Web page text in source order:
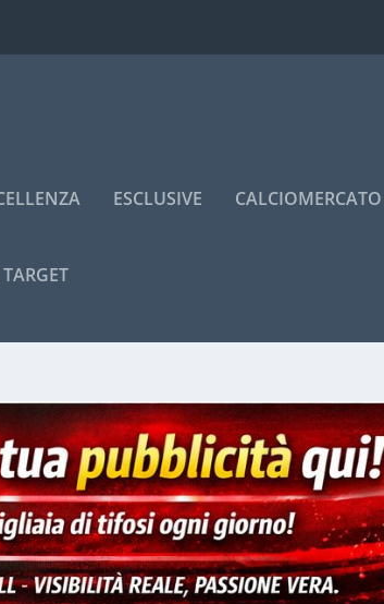
ESCLUSIVE CALCIOMERCATO